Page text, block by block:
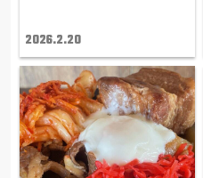
2026.2.20